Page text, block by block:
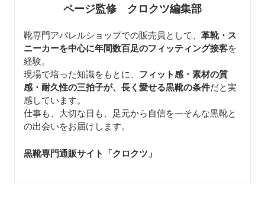
ページ監修 クロクツ編集部
靴専門アパレルショップでの販売員として、 革靴・ス
ニーカーを中心に年間数百足のフィッティング接客を
経験。
現場で培った知識をもとに、 フィット感・素材の質
感・耐久性の三拍子が、長く愛せる黒靴の条件だと実
感しています。
仕事も、大切な日も、足元から自信を—そんな黒靴と
の出会いをお届けします。
黒靴専門通販サイト「クロクツ 」